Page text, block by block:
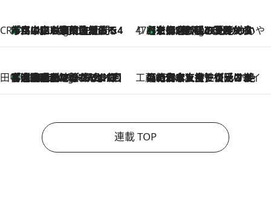
CREA'S CHOICE
1 Hour Ago
「立川にも歌舞伎があるんだよ」 片岡仁左衛門・市川中車ら豪華座組みで4年目の立川立飛歌舞伎へ 47都道府県の手みやげ ひんやりスイーツで夏を満喫
1 Hour Ago
【京都府】この夏絶対食べたい 冷やしておいしいおやつ3選 ひと口目から心を掴む新緑のテリーヌ
田中稲の勝手に再ブーム
6 Hours Ago
「湘南乃風に憧れて」観客大盛上がりの“タオル回し”に、ラッパー顔負けの高速歌唱まで…さだまさし（74）のアグレッシブすぎる現在地 工藤まやのおもてなしハワイ
2026.8.6
【ハワイ土産】ローカルの絶大な支持で復活！ 絶品の幻クッキー《元ファンの日本人女性が受け継いだ名店》
連載 TOP